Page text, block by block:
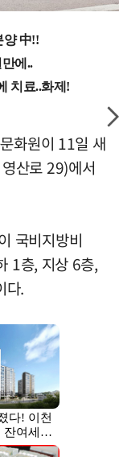
화원이 11일 새
산로 29)에서
국비지방비
1층, 지상 6층,
다.